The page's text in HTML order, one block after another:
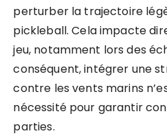
perturber la trajectoire
pickleball. Cela impacte
jeu, notamment lors des
conséquent, intégrer une
contre les vents marins
nécessité pour garantir
parties.